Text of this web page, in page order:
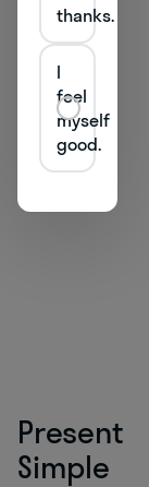
Present
Simple
thanks.
I
feel
myself
good.